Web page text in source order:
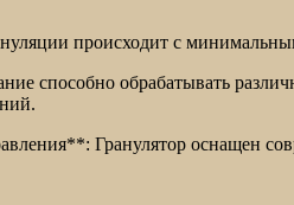
происходит с
способно обрабатывать
Гранулятор оснащен